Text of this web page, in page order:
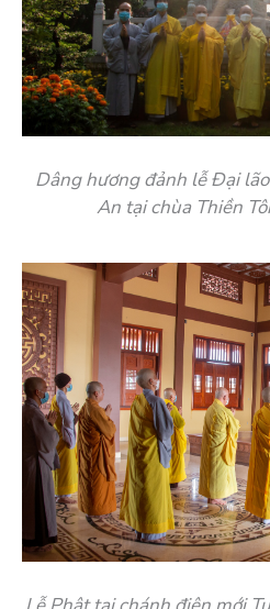
Dâng hương đảnh lễ Đại
An tại chùa Thiền